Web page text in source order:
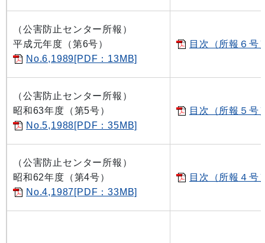
（公害防止センター所報）
平成元年度（第6号）
No.6,1989[PDF：13MB]
目次（所報６号
（公害防止センター所報）
昭和63年度（第5号）
No.5,1988[PDF：35MB]
目次（所報５号
（公害防止センター所報）
昭和62年度（第4号）
No.4,1987[PDF：33MB]
目次（所報４号